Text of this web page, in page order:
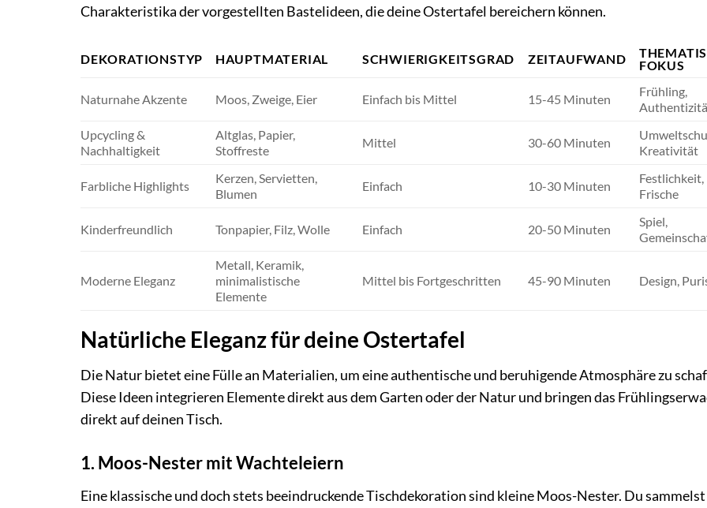
Charakteristika der vorgestellten Bastelideen, die deine Ostertafel bereichern können.
DEKORATIONSTYP HAUPTMATERIAL SCHWIERIGKEITSGRAD ZEITAUFWAND
FOKUS
Naturnahe Akzente Moos, Zweige, Eier Einfach bis Mittel 15-45 Minuten
Frühling,
Upcycling &
Nachhaltigkeit
Altglas, Papier,
Stoffreste
Mittel 30-60 Minuten
Kreativität
Farbliche Highlights
Kerzen, Servietten,
Blumen
Einfach 10-30 Minuten
Festlichkeit,
Frische
Kinderfreundlich Tonpapier, Filz, Wolle Einfach 20-50 Minuten
Spiel,
Moderne Eleganz
Metall, Keramik,
minimalistische
Elemente
Mittel bis Fortgeschritten 45-90 Minuten Design,
Natürliche Eleganz für deine Ostertafel
Die Natur bietet eine Fülle an Materialien, um eine authentische und beruhigende Atmosphäre zu
Diese Ideen integrieren Elemente direkt aus dem Garten oder der Natur und bringen das
direkt auf deinen Tisch.
1. Moos-Nester mit Wachteleiern
Eine klassische und doch stets beeindruckende Tischdekoration sind kleine Moos-Nester. Du